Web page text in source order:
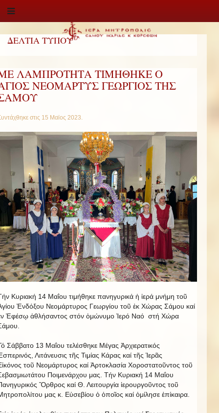
ΔΕΛΤΙΑ ΤΥΠΟΥ
ΛΑΜΠΡΟΤΗΤΑ ΤΙΜΗΘΗΚΕ Ο
ΝΕΟΜΑΡΤΥΣ ΓΕΩΡΓΙΟΣ ΤΗΣ
στις 15 Μαϊος 2023.
Κυριακή 14 Μαΐου τιμήθηκε πανηγυρικά ἡ ἱερά μνήμη τοῦ
Ἐνδόξου Νεομάρτυρος Γεωργίου τοῦ ἐκ Χώρας Σάμου καί
Ἐφέσῳ ἀθλήσαντος στόν ὁμώνυμο Ἱερό Ναό στή Χώρα
Σάββατο 13 Μαΐου τελέσθηκε Μέγας Ἀρχιερατικός
Λιτάνευσις τῆς Τιμίας Κάρας καί τῆς Ἱερᾶς
τοῦ Νεομάρτυρος καί Ἀρτοκλασία Χοροστατοῦντος τοῦ
Ποιμενάρχου μας. Τήν Κυριακή 14 Μαΐου
Ὂρθρος καί Θ. Λειτουργία ἱερουργοῦντος τοῦ
μας κ. Εὐσεβίου ὁ ὁποῖος καί ὁμίλησε ἐπίκαιρα.